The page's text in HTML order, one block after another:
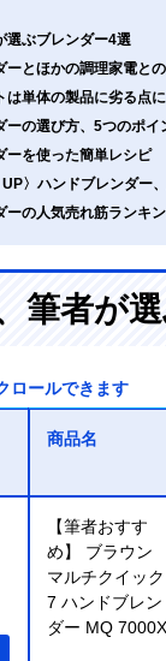
選ぶブレンダー4選
ーとほかの調理家電と
は単体の製品に劣る点
ーの選び方、5つのポイ
ーを使った簡単レシピ
UP〉ハンドブレンダー
ーの人気売れ筋ランキ
筆者が
ロールできます
商品名
【筆者おすす
め】 ブラウン
マルチクイック
7 ハンドブレン
ダー MQ 7000X